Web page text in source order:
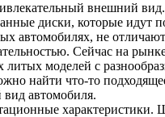
внешний
диски, которые идут
автомобилях, не
Сейчас на
литых моделей с
найти что-то
автомобиля.
характеристики.